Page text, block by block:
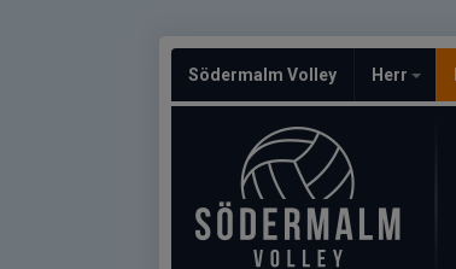
Södermalm Volley Herr